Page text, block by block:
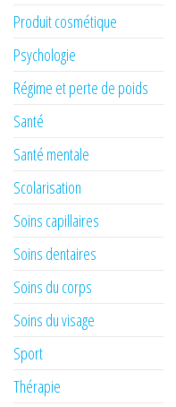
Produit cosmétique
Psychologie
Régime et perte de poids
Santé
Santé mentale
Scolarisation
Soins capillaires
Soins dentaires
Soins du corps
Soins du visage
Sport
Thérapie